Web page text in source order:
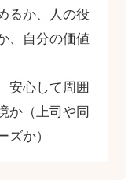
るか、人の役
、自分の価値
安心して周囲
か（上司や同
ズか）